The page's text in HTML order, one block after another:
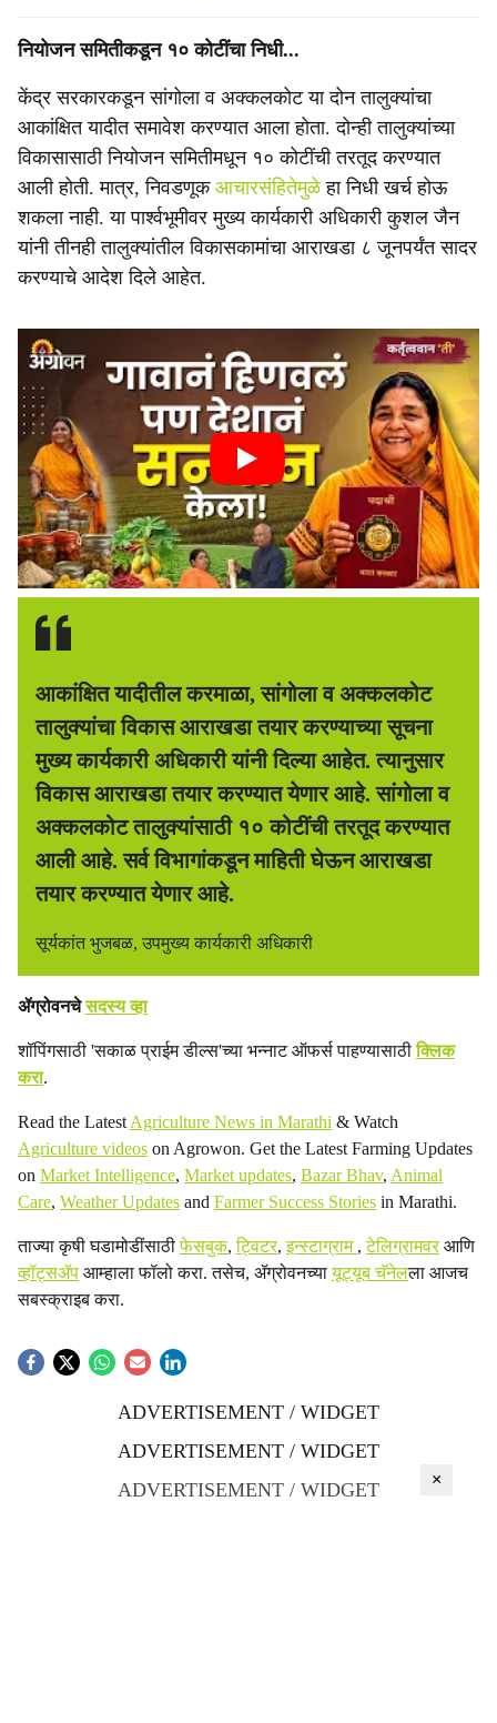
नियोजन समितीकडून १० कोटींचा निधी...
केंद्र सरकारकडून सांगोला व अक्कलकोट या दोन तालुक्यांचा
आकांक्षित यादीत समावेश करण्यात आला होता. दोन्ही तालुक्यांच्या
विकासासाठी नियोजन समितीमधून १० कोटींची तरतूद करण्यात
आली होती. मात्र, निवडणूकआचारसंहितेमुळे हा निधी खर्च होऊ
शकला नाही. या पार्श्वभूमीवर मुख्य कार्यकारी अधिकारी कुशल जैन
यांनी तीनही तालुक्यांतील विकासकामांचा आराखडा ८ जूनपर्यंत सादर
करण्याचे आदेश दिले आहेत.
आकांक्षित यादीतील करमाळा, सांगोला व अक्कलकोट
तालुक्यांचा विकास आराखडा तयार करण्याच्या सूचना
मुख्य कार्यकारी अधिकारी यांनी दिल्या आहेत. त्यानुसार
विकास आराखडा तयार करण्यात येणार आहे. सांगोला व
अक्कलकोट तालुक्यांसाठी १० कोटींची तरतूद करण्यात
आली आहे. सर्व विभागांकडून माहिती घेऊन आराखडा
तयार करण्यात येणार आहे.
सूर्यकांत भुजबळ, उपमुख्य कार्यकारी अधिकारी
ॲग्रोवनचेसदस्य व्हा
शॉपिंगसाठी 'सकाळ प्राईम डील्स'च्या भन्नाट ऑफर्स पाहण्यासाठीक्लिक
करा.
Read the Latest Agriculture News in Marathi & Watch
Agriculture videos on Agrowon. Get the Latest Farming Updates
on Market Intelligence, Market updates, Bazar Bhav, Animal
Care, Weather Updates and Farmer Success Stories in Marathi.
ताज्या कृषी घडामोडींसाठीफेसबुक,ट्विटर,इन्स्टाग्राम ,टेलिग्रामवरआणि
व्हॉट्सॲप आम्हाला फॉलो करा. तसेच, ॲग्रोवनच्यायूट्यूब चॅनेलला आजच
सबस्क्राइब करा.
ADVERTISEMENT / WIDGET
ADVERTISEMENT / WIDGET
ADVERTISEMENT / WIDGET
×